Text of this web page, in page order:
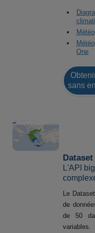
One
sans
Dataset
L'API
Le
de
de 50